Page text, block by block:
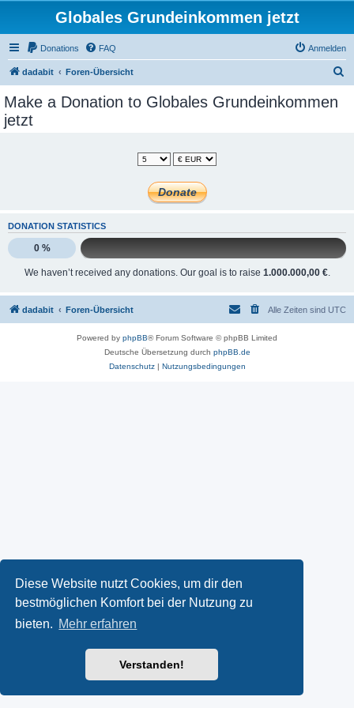
Diese Website nutzt Cookies, um dir den
bestmöglichen Komfort bei der Nutzung zu
bieten. Mehr erfahren
Verstanden!
Globales Grundeinkommen jetzt
Donations FAQ Anmelden
dadabit Foren-Übersicht
Make a Donation to Globales Grundeinkommen
jetzt
DONATION STATISTICS
0 %
We haven’t received any donations. Our goal is to raise 1.000.000,00 €.
dadabit Foren-Übersicht Alle Zeiten sind UTC
Powered by phpBB® Forum Software © phpBB Limited
Deutsche Übersetzung durch phpBB.de
Datenschutz| Nutzungsbedingungen